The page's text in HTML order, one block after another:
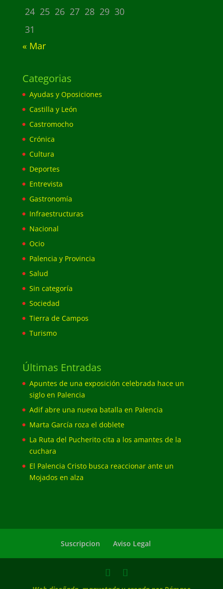
24 25 26 27 28 29 30
31
« Mar
Categorias
Ayudas y Oposiciones
Castilla y León
Castromocho
Crónica
Cultura
Deportes
Entrevista
Gastronomía
Infraestructuras
Nacional
Ocio
Palencia y Provincia
Salud
Sin categoría
Sociedad
Tierra de Campos
Turismo
Últimas Entradas
Apuntes de una exposición celebrada hace un
siglo en Palencia
Adif abre una nueva batalla en Palencia
Marta García roza el doblete
La Ruta del Pucherito cita a los amantes de la
cuchara
El Palencia Cristo busca reaccionar ante un
Mojados en alza
Suscripcion Aviso Legal